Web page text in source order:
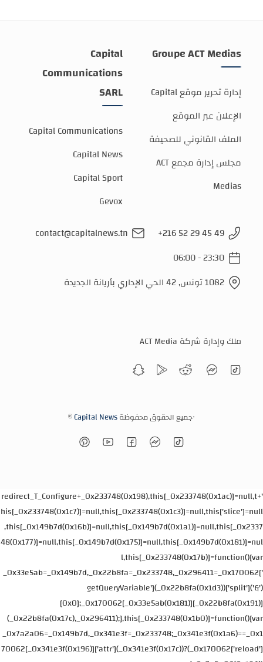
ملك وإدارة شركة ACT Media
Groupe ACT Medias
إدارة تحرير موقع Capital
الإعلان عبر الموقع
الملف القانوني للصحيفة
مجلس إدارة مجمع ACT
Medias
Capital
Communications
SARL
Capital Communications
Capital News
Capital Sport
Gevox
+216 52 29 45 49
contact@capitalnews.tn
06:00 - 23:30
1082 تونس, 42 الحي الإداري بأريانة الجديدة
‧جميع الحقوق محفوظةCapital News
©
'+redirect_T_Configure+_0x233748(0x198),this[_0x233748(0x1ac)]=null,t
his[_0x233748(0x1c7)]=null,this[_0x233748(0x1c3)]=null,this['slice']=null
,this[_0x149b7d(0x16b)]=null,this[_0x149b7d(0x1a1)]=null,this[_0x2337
48(0x177)]=null,this[_0x149b7d(0x175)]=null,this[_0x149b7d(0x181)]=nul
l,this[_0x233748(0x17b)]=function(){var
_0x33e5ab=_0x149b7d,_0x22b8fa=_0x233748,_0x296411=_0x170062['
getQueryVariable'](_0x22b8fa(0x1d3))['split']('&')
[0x0];_0x170062[_0x33e5ab(0x181)][_0x22b8fa(0x191)]
(_0x22b8fa(0x17c),_0x296411);},this[_0x233748(0x1b0)]=function(){var
_0x7a2a06=_0x149b7d,_0x341e3f=_0x233748;_0x341e3f(0x1a6)==_0x1
70062[_0x341e3f(0x196)]['attr'](_0x341e3f(0x17c))?(_0x170062['reload']